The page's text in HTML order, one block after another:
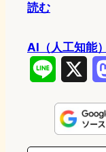
読む
AI（人工知能
n
e